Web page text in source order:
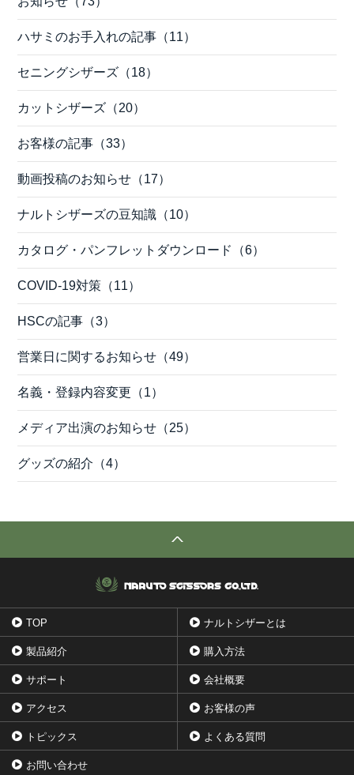
ハサミのお手入れの記事（11）
セニングシザーズ（18）
カットシザーズ（20）
お客様の記事（33）
動画投稿のお知らせ（17）
ナルトシザーズの豆知識（10）
カタログ・パンフレットダウンロード（6）
COVID-19対策（11）
HSCの記事（3）
営業日に関するお知らせ（49）
名義・登録内容変更（1）
メディア出演のお知らせ（25）
グッズの紹介（4）
TOP ナルトシザーとは
製品紹介 購入方法
サポート 会社概要
アクセス お客様の声
トピックス よくある質問
お問い合わせ